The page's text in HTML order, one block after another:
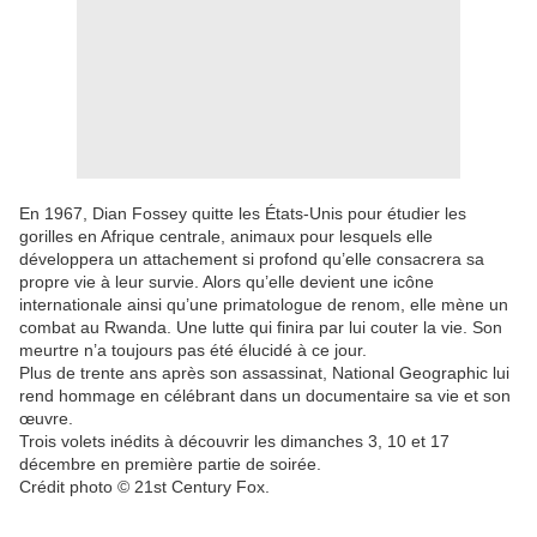
En 1967, Dian Fossey quitte les États-Unis pour étudier les
gorilles en Afrique centrale, animaux pour lesquels elle
développera un attachement si profond qu’elle consacrera sa
propre vie à leur survie. Alors qu’elle devient une icône
internationale ainsi qu’une primatologue de renom, elle mène un
combat au Rwanda. Une lutte qui finira par lui couter la vie. Son
meurtre n’a toujours pas été élucidé à ce jour.
Plus de trente ans après son assassinat, National Geographic lui
rend hommage en célébrant dans un documentaire sa vie et son
œuvre.
Trois volets inédits à découvrir les dimanches 3, 10 et 17
décembre en première partie de soirée.
Crédit photo © 21st Century Fox.